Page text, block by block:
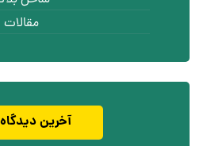
مقالات
آخرین